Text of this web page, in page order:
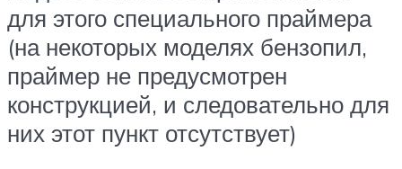
для этого специального праймера
(на некоторых моделях бензопил,
праймер не предусмотрен
конструкцией, и следовательно для
них этот пункт отсутствует)